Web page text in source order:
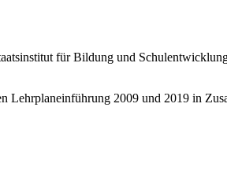
für Bildung und
Lehrplaneinführung 2009 und 2019 in